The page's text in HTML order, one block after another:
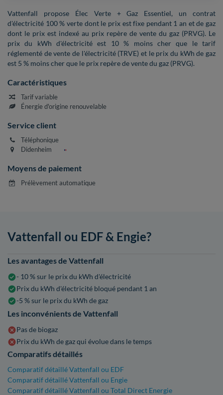
Vattenfall propose Élec Verte + Gaz Essentiel, un contrat
d'électricité 100 % verte dont le prix est fixe pendant 1 an et de gaz
dont le prix est indexé au prix repère de vente du gaz (PRVG). Le
prix du kWh d'électricité est 10 % moins cher que le tarif
réglementé de vente de l'électricité (TRVE) et le prix du kWh de gaz
est 5 % moins cher que le prix repère de vente du gaz (PRVG).
Caractéristiques
Tarif variable
Énergie d'origine renouvelable
Service client
Téléphonique
Didenheim
Moyens de paiement
Prélèvement automatique
Vattenfall ou EDF & Engie?
Les avantages de Vattenfall
- 10 % sur le prix du kWh d'électricité
Prix du kWh d'électricité bloqué pendant 1 an
-5 % sur le prix du kWh de gaz
Les inconvénients de Vattenfall
Pas de biogaz
Prix du kWh de gaz qui évolue dans le temps
Comparatifs détaillés
Comparatif détaillé Vattenfall ou EDF
Comparatif détaillé Vattenfall ou Engie
Comparatif détaillé Vattenfall ou Total Direct Energie